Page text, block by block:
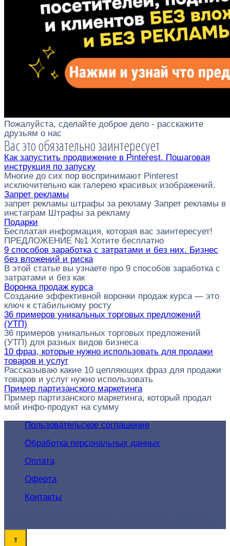
Пожалуйста, сделайте доброе дело - расскажите
друзьям о нас
Вас это обязательно заинтересует
Как запустить продвижение в Pinterest. Пошаговая
инструкция по запуску
Многие до сих пор воспринимают Pinterest
исключительно как галерею красивых изображений.
Запрет рекламы
запрет рекламы штрафы за рекламу Запрет рекламы в
инстаграм Штрафы за рекламу
Подарки
Бесплатая информация, которая вас заинтересует!
ПРЕДЛОЖЕНИЕ №1 Хотите бесплатно
9 способов заработка с затратами и без них. Бизнес
без вложений и риска
В этой статье вы узнаете про 9 способов заработка с
затратами и без как
Воронка продаж курса
Создание эффективной воронки продаж курса — это
ключ к стабильному росту
36 примеров уникальных торговых предложений
(УТП)
36 примеров уникальных торговых предложений
(УТП) для разных видов бизнеса
10 фраз, которые нужно использовать для продажи
товаров и услуг
Рассказываю какие 10 цепляющих фраз для продажи
товаров и услуг нужно использовать
Пример партизанского маркетинга
Пример партизанского маркетинга, который продал
мой инфо-продукт на сумму
Пользовательское соглашение
Обработка персональных данных
Оплата
Оферта
Контакты